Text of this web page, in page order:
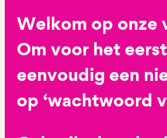
Welkom op onze
Om voor het
eenvoudig een
op ‘wachtwoord